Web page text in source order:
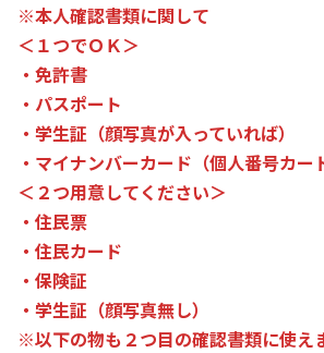
※本人確認書類に関して
＜１つでＯＫ＞
・免許書
・パスポート
・学生証（顔写真が入っていれば）
・マイナンバーカード（個人番号カー
＜２つ用意してください＞
・住民票
・住民カード
・保険証
・学生証（顔写真無し）
※以下の物も２つ目の確認書類に使え